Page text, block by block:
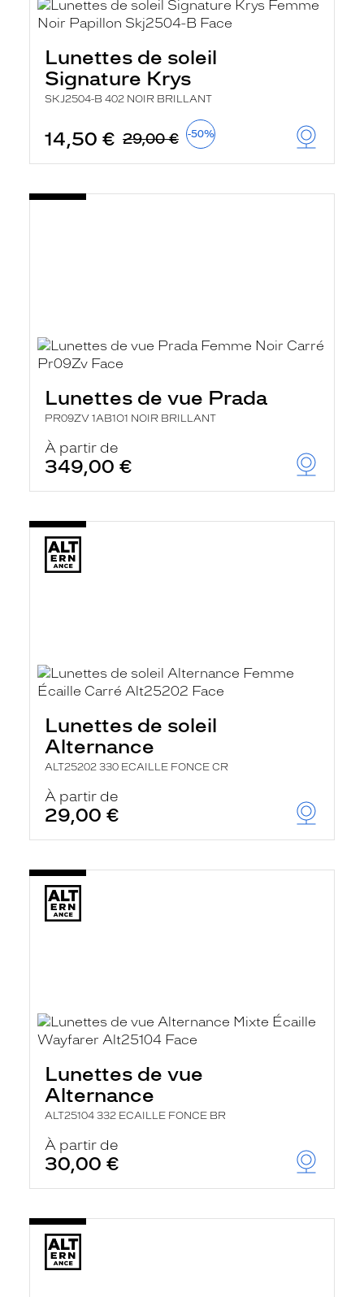
Lunettes de soleil
Signature Krys
SKJ2504-B 402 NOIR BRILLANT
14,50 € 29,00 € -50%
Lunettes de vue Prada
PR09ZV 1AB1O1 NOIR BRILLANT
À partir de
349,00 €
Lunettes de soleil
Alternance
ALT25202 330 ECAILLE FONCE CR
À partir de
29,00 €
Lunettes de vue
Alternance
ALT25104 332 ECAILLE FONCE BR
À partir de
30,00 €